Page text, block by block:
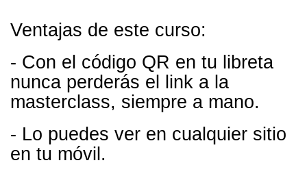
Ventajas de este curso:
- Con el código QR en tu libreta
nunca perderás el link a la
masterclass, siempre a mano.
- Lo puedes ver en cualquier sitio
en tu móvil.